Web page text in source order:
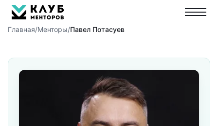
Главная/Менторы/Павел Потасуев